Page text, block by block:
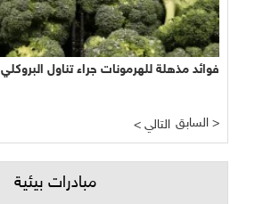
فوائد مذهلة للهرمونات جراء تناول البروكلي
< التالي السابق >
مبادرات بيئية